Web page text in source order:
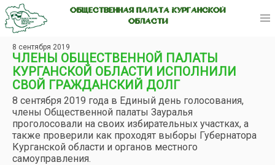
ОБЩЕСТВЕННАЯ ПАЛАТА КУРГАНСКОЙ
ОБЛАСТИ
8 сентября 2019
ЧЛЕНЫ ОБЩЕСТВЕННОЙ ПАЛАТЫ
КУРГАНСКОЙ ОБЛАСТИ ИСПОЛНИЛИ
СВОЙ ГРАЖДАНСКИЙ ДОЛГ
8 сентября 2019 года в Единый день голосования,
члены Общественной палаты Зауралья
проголосовали на своих избирательных участках, а
также проверили как проходят выборы Губернатора
Курганской области и органов местного
самоуправления.